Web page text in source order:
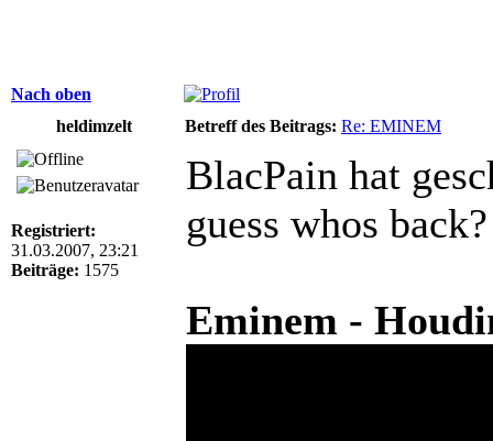
Nach oben
heldimzelt
Betreff des Beitrags: Re: EMINEM
Registriert:
31.03.2007, 23:21
Beiträge: 1575
BlacPain hat
guess whos
Eminem -